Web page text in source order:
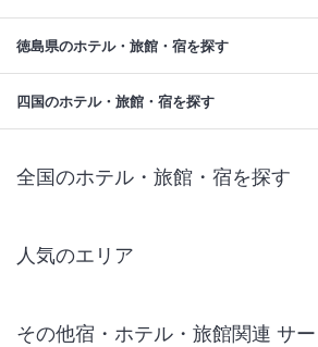
徳島県のホテル・旅館・宿を探す
四国のホテル・旅館・宿を探す
全国のホテル・旅館・宿を探す
人気のエリア
その他宿・ホテル・旅館関連 サー